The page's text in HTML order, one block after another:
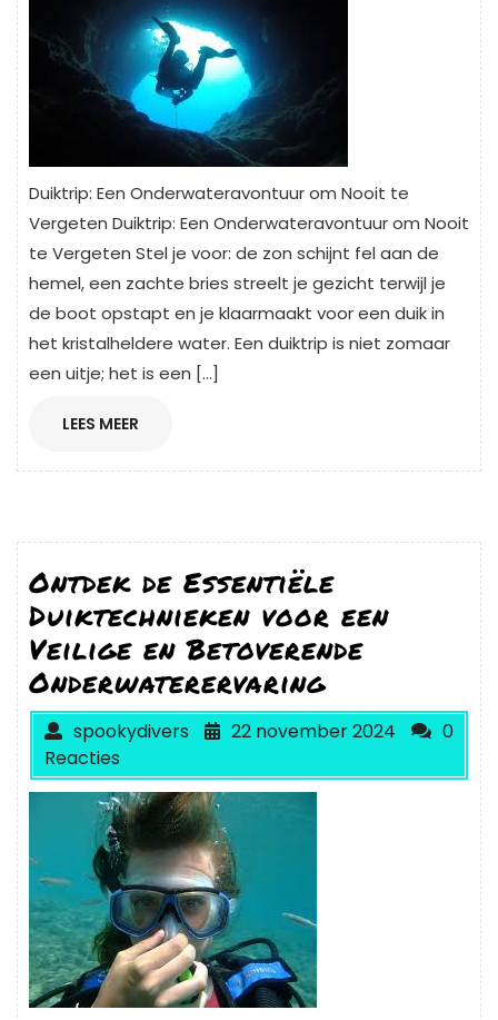
Duiktrip: Een Onderwateravontuur om Nooit te
Vergeten Duiktrip: Een Onderwateravontuur om Nooit
te Vergeten Stel je voor: de zon schijnt fel aan de
hemel, een zachte bries streelt je gezicht terwijl je
de boot opstapt en je klaarmaakt voor een duik in
het kristalheldere water. Een duiktrip is niet zomaar
een uitje; het is een […]
LEES MEER
Ontdek de Essentiële
Duiktechnieken voor een
Veilige en Betoverende
Onderwaterervaring
spookydivers 22 november 2024
0
Reacties